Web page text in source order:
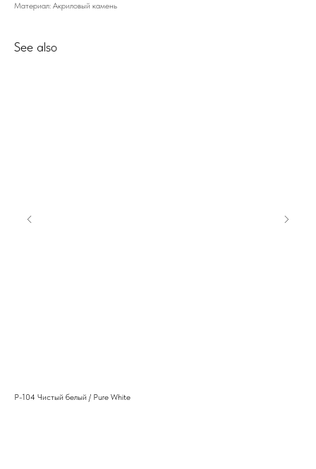
Материал: Акриловый камень
See also
P-104 Чистый белый / Pure White